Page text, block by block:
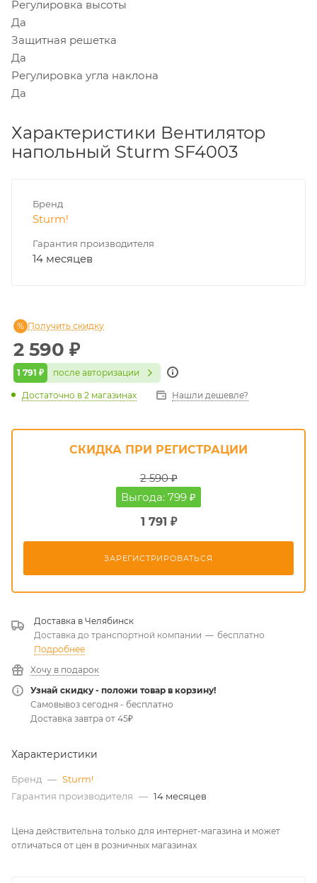
Регулировка высоты
Да
Защитная решетка
Да
Регулировка угла наклона
Да
Характеристики Вентилятор
напольный Sturm SF4003
Бренд
Sturm!
Гарантия производителя
14 месяцев
2 590 ₽
1 791 ₽ после авторизации
Получить скидку
Достаточно в 2 магазинах Нашли дешевле?
СКИДКА ПРИ РЕГИСТРАЦИИ
2 590 ₽
Выгода: 799 ₽
1 791 ₽
ЗАРЕГИСТРИРОВАТЬСЯ
Доставка в Челябинск
Доставка до транспортной компании — бесплатно
Подробнее
Хочу в подарок
Узнай скидку - положи товар в корзину!
Самовывоз сегодня - бесплатно
Доставка завтра от 45₽
Характеристики
Бренд — Sturm!
Гарантия производителя — 14 месяцев
Цена действительна только для интернет-магазина и может
отличаться от цен в розничных магазинах